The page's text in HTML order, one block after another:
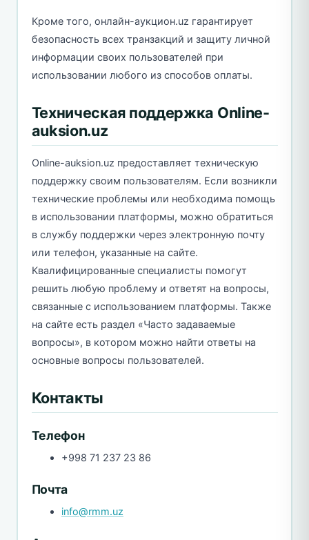
Кроме того, онлайн-аукцион.uz гарантирует
безопасность всех транзакций и защиту личной
информации своих пользователей при
использовании любого из способов оплаты.
Техническая поддержка Online-
auksion.uz
Online-auksion.uz предоставляет техническую
поддержку своим пользователям. Если возникли
технические проблемы или необходима помощь
в использовании платформы, можно обратиться
в службу поддержки через электронную почту
или телефон, указанные на сайте.
Квалифицированные специалисты помогут
решить любую проблему и ответят на вопросы,
связанные с использованием платформы. Также
на сайте есть раздел «Часто задаваемые
вопросы», в котором можно найти ответы на
основные вопросы пользователей.
Контакты
Телефон
+998 71 237 23 86
Почта
info@rmm.uz